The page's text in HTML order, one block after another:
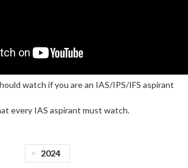
watch if you are an IAS/IPS/IFS aspirant
every IAS aspirant must watch.
2024